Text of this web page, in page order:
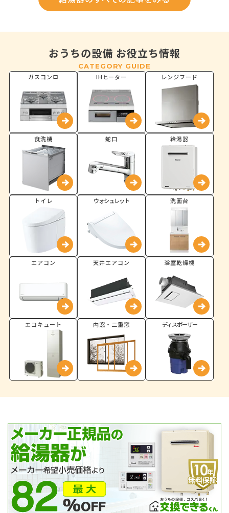
おうちの設備 お役立ち情報
CATEGORY GUIDE
ガスコンロ
IHヒーター レンジフード
食洗機 蛇口 給湯器
トイレ ウォシュレット 洗面台
エアコン 天井エアコン 浴室乾燥機
エコキュート 内窓・二重窓 ディスポーザー